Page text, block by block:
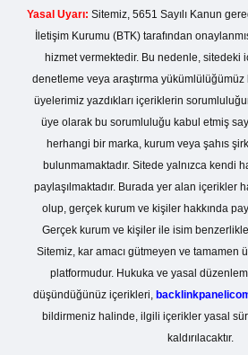
Yasal Uyarı: Sitemiz, 5651 Sayılı Kanun
İletişim Kurumu (BTK) tarafından
hizmet vermektedir. Bu nedenle, sitedeki
denetleme veya araştırma yükümlülüğümüz
üyelerimiz yazdıkları içeriklerin
üye olarak bu sorumluluğu kabul etmiş
herhangi bir marka, kurum veya şahıs
bulunmamaktadır. Sitede yalnızca kendi
paylaşılmaktadır. Burada yer alan içerikler
olup, gerçek kurum ve kişiler hakkında
Gerçek kurum ve kişiler ile isim
Sitemiz, kar amacı gütmeyen ve tamamen
platformudur. Hukuka ve yasal
düşündüğünüz içerikleri,
bildirmeniz halinde, ilgili içerikler yasal
kaldırılacaktır.